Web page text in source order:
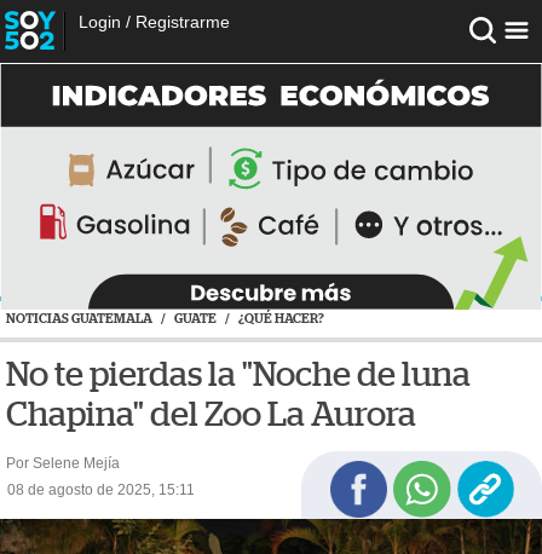
Login / Registrarme
NOTICIAS GUATEMALA / GUATE / ¿QUÉ HACER?
No te pierdas la "Noche de luna
Chapina" del Zoo La Aurora
Por Selene Mejía
08 de agosto de 2025, 15:11